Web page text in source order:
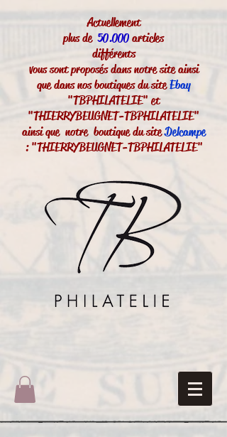
Actuellement
plus de50.000articles
différents
vous sont proposés dans notre site ainsi
que dans nos boutiques du siteEbay
"TBPHILATELIE" et
"THIERRYBEUGNET-TBPHILATELIE"
ainsi que notre boutique du siteDelcampe
: "THIERRYBEUGNET-TBPHILATELIE"